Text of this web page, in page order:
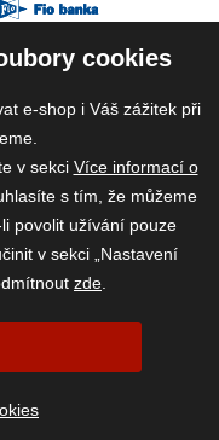
shop, Kanice 307, 664 01
cookies
e-shop i Váš zážitek při
v sekci Více informací o
s tím, že můžeme
povolit užívání pouze
v sekci „Nastavení
zde